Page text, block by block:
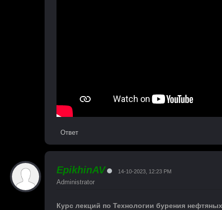
Ответ
EpikhinAV 14-10-2023, 12:23 PM
Administrator
Курс лекций по Технологии бурения